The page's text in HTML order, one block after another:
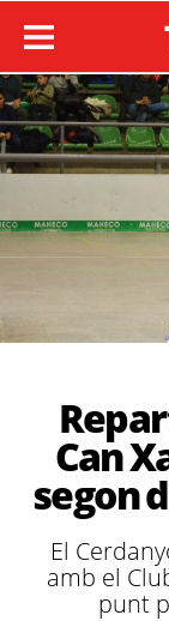
Can
segon
El
amb el
punt